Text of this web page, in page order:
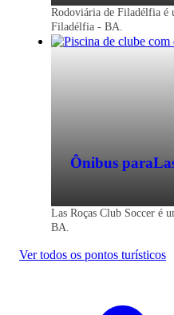
Rodoviária de Filadélfia é
Filadélfia - BA.
Ônibus para
Las Roças Club Soccer é
BA.
Ver todos os pontos turísticos